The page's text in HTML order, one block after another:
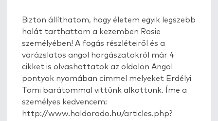
Bizton állíthatom, hogy életem egyik legszebb
halát tarthattam a kezemben Rosie
személyében! A fogás részléteiről és a
varázslatos angol horgászatokról már 4
cikket is olvashattatok az oldalon Angol
pontyok nyomában címmel melyeket Erdélyi
Tomi barátommal vittünk alkottunk. Íme a
személyes kedvencem:
http://www.haldorado.hu/articles.php?